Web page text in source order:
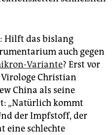
Hilft das bislang
auch gegen
Variante? Erst vor
Christian
China als seine
„Natürlich kommt
der Impfstoff, der
eine schlechte